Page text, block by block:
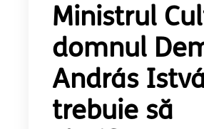
Ministrul
domnul
András
trebuie să